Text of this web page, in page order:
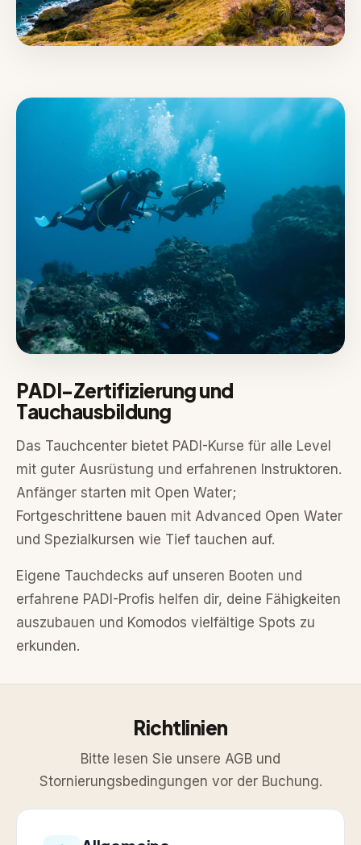
PADI-Zertifizierung und
Tauchausbildung
Das Tauchcenter bietet PADI-Kurse für alle Level
mit guter Ausrüstung und erfahrenen Instruktoren.
Anfänger starten mit Open Water;
Fortgeschrittene bauen mit Advanced Open Water
und Spezialkursen wie Tief tauchen auf.
Eigene Tauchdecks auf unseren Booten und
erfahrene PADI-Profis helfen dir, deine Fähigkeiten
auszubauen und Komodos vielfältige Spots zu
erkunden.
Richtlinien
Bitte lesen Sie unsere AGB und
Stornierungsbedingungen vor der Buchung.